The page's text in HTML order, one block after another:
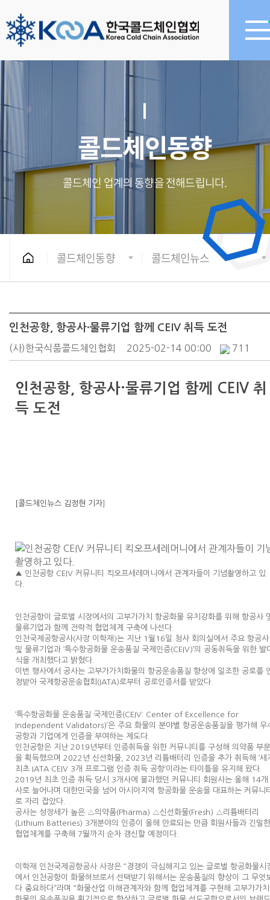
콜드체인동향
콜드체인 업계의 동향을 전해드립니다.
콜드체인동향 콜드체인뉴스
인천공항, 항공사·물류기업 함께 CEIV 취득 도전
(사)한국식품콜드체인협회 2025-02-14 00:00 711
인천공항, 항공사·물류기업 함께 CEIV 취
득 도전
[콜드체인뉴스 김정현 기자]
▲ 인천공항 CEIV 커뮤니티 킥오프세레머니에서 관계자들이 기념촬영하고 있
다.
인천공항이 글로벌 시장에서의 고부가가치 항공화물 유치강화를 위해 항공사
물류기업과 함께 전략적 협업체계 구축에 나선다.
인천국제공항공사(사장 이학재)는 지난 1월16일 청사 회의실에서 주요 항공사
및 물류기업과 ‘특수항공화물 운송품질 국제인증(CEIV)’의 공동취득을 위한 발
식을 개최했다고 밝혔다.
이번 행사에서 공사는 고부가가치화물의 항공운송품질 향상에 일조한 공로를
정받아 국제항공운송협회(IATA)로부터 공로인증서를 받았다.
‘특수항공화물 운송품질 국제인증(CEIV: Center of Excellence for
Independent Validators)’은 주요 화물의 분야별 항공운송품질을 평가해 우
공항과 기업에게 인증을 부여하는 제도다.
인천공항은 지난 2019년부터 인증취득을 위한 커뮤니티를 구성해 의약품 부문
을 획득했으며 2022년 신선화물, 2023년 리튬배터리 인증을 추가 취득해 ‘세
최초 IATA CEIV 3개 프로그램 인증 취득 공항’이라는 타이틀을 유지해 왔다.
2019년 최초 인증 취득 당시 3개사에 불과했던 커뮤니티 회원사는 올해 14개
사로 늘어나며 대한민국을 넘어 아시아지역 항공화물 운송을 대표하는 커뮤니
로 자리 잡았다.
공사는 성장세가 높은 △의약품(Pharma) △신선화물(Fresh) △리튬배터리
(Lithium Batteries) 3개분야의 인증이 올해 만료되는 만큼 회원사들과 긴밀한
협업체계를 구축해 7월까지 순차 갱신할 예정이다.
이학재 인천국제공항공사 사장은 “경쟁이 극심해지고 있는 글로벌 항공화물시
에서 인천공항이 화물허브로서 선택받기 위해서는 운송품질의 향상이 그 무엇
다 중요하다”라며 “화물산업 이해관계자와 함께 협업체계를 구현해 고부가가치